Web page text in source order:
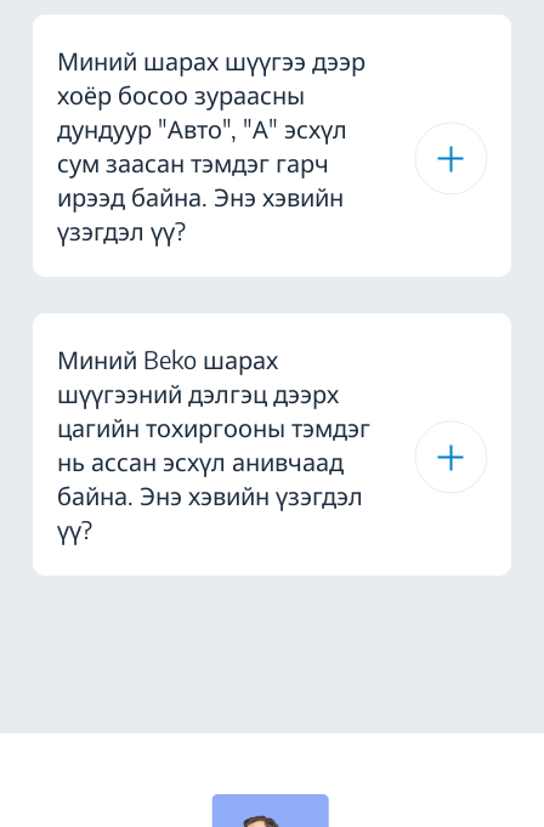
Миний шарах шүүгээ дээр
хоёр босоо зураасны
дундуур "Авто", "А" эсхүл
сум заасан тэмдэг гарч
ирээд байна. Энэ хэвийн
үзэгдэл үү?
Миний Beko шарах
шүүгээний дэлгэц дээрх
цагийн тохиргооны тэмдэг
нь ассан эсхүл анивчаад
байна. Энэ хэвийн үзэгдэл
үү?